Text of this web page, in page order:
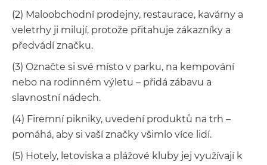
(2) Maloobchodní prodejny, restaurace, kavárny a
veletrhy ji milují, protože přitahuje zákazníky a
předvádí značku.
(3) Označte si své místo v parku, na kempování
nebo na rodinném výletu – přidá zábavu a
slavnostní nádech.
(4) Firemní pikniky, uvedení produktů na trh –
pomáhá, aby si vaší značky všimlo více lidí.
(5) Hotely, letoviska a plážové kluby jej využívají k